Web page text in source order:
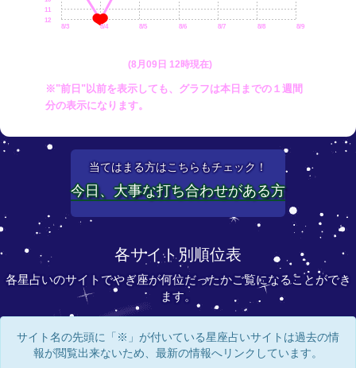
8/3 8/4 8/5 8/6 8/7 8/8 8/9
12
11
(8月09日 12時現在)
※"前日"以前を表示しても、グラフは本日までの１週間
分の表示になります。
当てはまる方はこちらもチェック！
今日、大事な打ち合わせがある方
各サイト別順位表
各星占いのサイトでやぎ座が何位だったかご覧になることができ
ます。
サイト名の先頭に「※」が付いている星座占いサイトは過去の情
報が閲覧出来ないため、最新の情報へリンクしています。